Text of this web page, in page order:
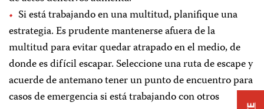
Si está trabajando en una multitud, planifique una
estrategia. Es prudente mantenerse afuera de la
multitud para evitar quedar atrapado en el medio, de
donde es difícil escapar. Seleccione una ruta de escape y
acuerde de antemano tener un punto de encuentro para
casos de emergencia si está trabajando con otros